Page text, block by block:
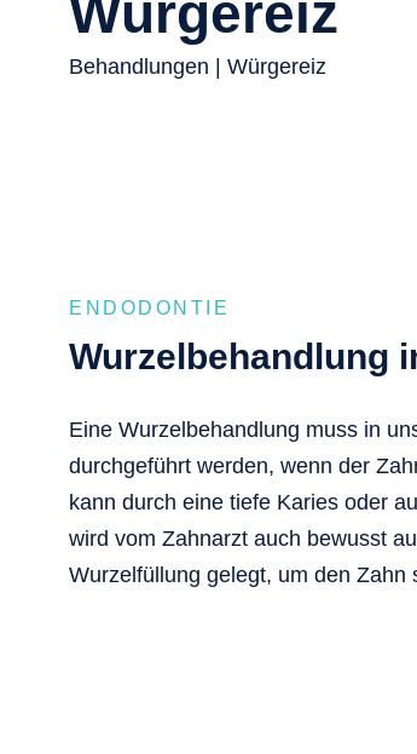
Würgereiz
Behandlungen | Würgereiz
ENDODONTIE
Wurzelbehandlung
Eine Wurzelbehandlung muss in
durchgeführt werden, wenn der
kann durch eine tiefe Karies oder
wird vom Zahnarzt auch bewusst
Wurzelfüllung gelegt, um den Zahn